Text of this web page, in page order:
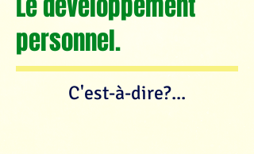
personnel.
C'est-à-dire?...